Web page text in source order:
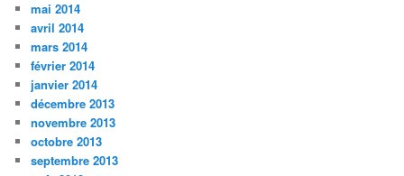
mai 2014
avril 2014
mars 2014
février 2014
janvier 2014
décembre 2013
novembre 2013
octobre 2013
septembre 2013